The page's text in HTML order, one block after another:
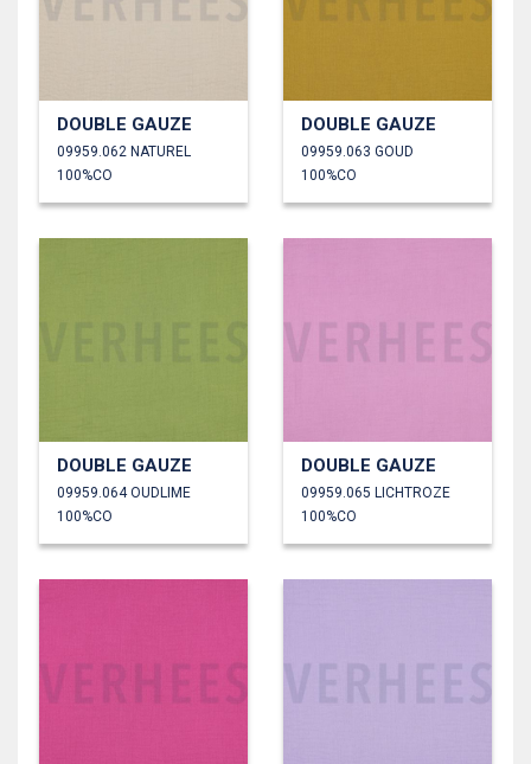
DOUBLE GAUZE
09959.062 NATUREL
100%CO
DOUBLE GAUZE
09959.063 GOUD
100%CO
DOUBLE GAUZE
09959.064 OUDLIME
100%CO
DOUBLE GAUZE
09959.065 LICHTROZE
100%CO